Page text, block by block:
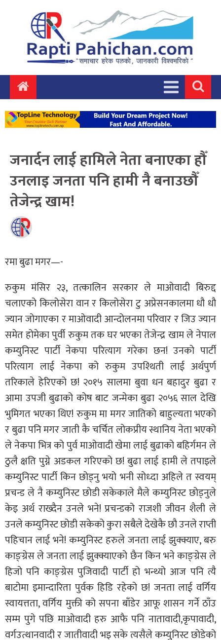
जनार्दन लाई हामिले नेता बनाएका हौँ
उनलाइ जनता पनि हामी नै बनाउछौँ
तेजेन्द्र खाम!
रमा बुढा मगर—-
रुकुम मंसिर २३, तत्कालिन सरकार ले माओवादी बिरुद्द
चलाएको किलोसेरा वान र किलोसेरा टु अप्रेसनकालमा धौ धौ
ज्यान जोगाएका र माओवादी आन्दोलनमा परिवार र जिउ ज्यान
समेत होमेका पुर्वी रुकुम तक घर भएका तेजेन्द्र खाम ले नेपाल
कम्युनिस्ट पार्टी नेकपा परित्याग गरेका छन! उनको पार्टी
परित्याग लाई नेकपा को रुकुम उपश्थिती लाई अर्थपुर्ण
तरिकाले हेरिएको छ! २०१५ सालमा बुवा धन बहादुर बुढा र
आमा उपजी बुढाको कोष बाट जन्मेका बुढा २०५६ साल देखि
भुमिगत भएका थिए! रुकुम मा मगर जातिको बाहुल्यता भएको
र बुढा पनि मगर जाती कै चर्चित लोकप्रीय स्थानिय नेता भएको
ले नेकपा भित्र को पुर्व माओवादी खेमा लाई बुढाको बहिर्गमन ले
ठुलै क्षति पुग्ने अडकल गरिएको छ! बुढा लाई हामी ले तपाइले
कम्युनिस्ट पार्टी किन छोड्नु भयो भनी सोध्दा अहिले त स्वयम्
प्रचन्ड ले नै कम्युनिस्ट छोडी सकेकाले मैले कम्युनिस्ट छोड्नुले
केइ अर्थ राख्दैन उनले भने! प्रचन्डको राजशी जीवन शैली ले
उनले कम्युनिस्ट छोडी सकेको कुरा सबैले देखेकै छौ उनले राप्ती
पहिचान लाई भने! कम्युनिस्ट हरुले जनता लाई झुक्क्याए, बरु
काङ्ग्रेस ले जनता लाई झुक्क्याएको छैन किन भने काङ्ग्रेस ले
हिजो पनि काङ्ग्रेस पुजिवादी पार्टी हो भन्थ्यो आज पनि त्यै
बाटोमा इमान्दारिता पुर्वक हिडि रहेको छ! जनता लाई वर्गिय
स्वायत्तता, वर्गिय मुक्ती को सपना बाँडेर आफू शासन गर्ने ठाँउ
सम्म पुगे पछि माओवादी हरु आफै पनि नातावादी,कृपावादी,
वर्गउत्थानवादी र जातीवादी भइ सके त्यसैले कम्युनिस्ट छोडेको